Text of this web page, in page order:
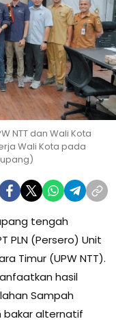
NTT dan Wali Kota
Wali Kota pada
tengah
PLN (Persero) Unit
Timur (UPW NTT).
hasil
Sampah
bakar alternatif